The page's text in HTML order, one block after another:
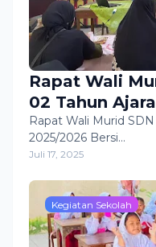
Rapat Wali
02 Tahun
Rapat Wali Murid
2025/2026 Bersi…
Juli 17, 2025
Kegiatan Sekolah